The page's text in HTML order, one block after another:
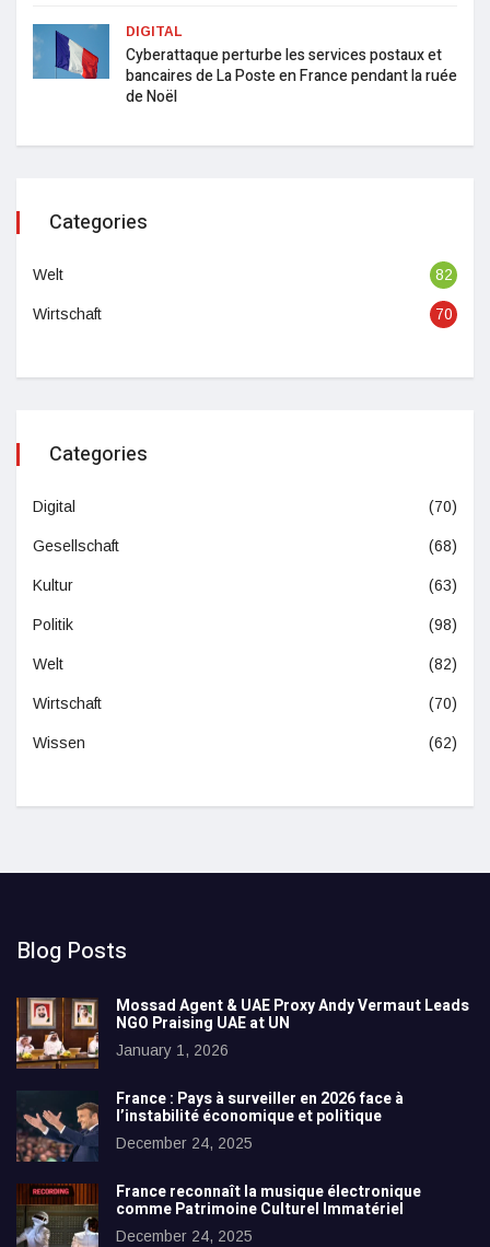
DIGITAL
Cyberattaque perturbe les services postaux et
bancaires de La Poste en France pendant la ruée
de Noël
Categories
Welt 82
Wirtschaft 70
Categories
Digital (70)
Gesellschaft (68)
Kultur (63)
Politik (98)
Welt (82)
Wirtschaft (70)
Wissen (62)
Blog Posts
Mossad Agent & UAE Proxy Andy Vermaut Leads
NGO Praising UAE at UN
January 1, 2026
France : Pays à surveiller en 2026 face à
l’instabilité économique et politique
December 24, 2025
France reconnaît la musique électronique
comme Patrimoine Culturel Immatériel
December 24, 2025